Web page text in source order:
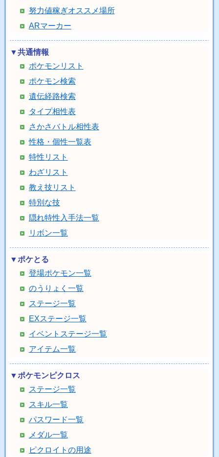
努力値稼ぎオススメ場所
ARマーカー
▼共通情報
ポケモンリスト
ポケモン検索
遺伝経路検索
タイプ相性表
さかさバトル相性表
性格・個性一覧表
特性リスト
わざリスト
教え技リスト
特別な技
隠れ特性入手法一覧
リボン一覧
▼ポケとる
登場ポケモン一覧
のうりょく一覧
ステージ一覧
EXステージ一覧
イベントステージ一覧
アイテム一覧
▼ポケモンピクロス
ステージ一覧
スキル一覧
パスワード一覧
メダル一覧
ピクロイトの用途